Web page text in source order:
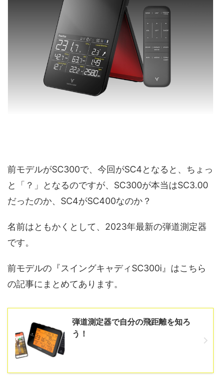
前モデルがSC300で、今回がSC4となると、ちょっ
と「？」となるのですが、SC300が本当はSC3.00
だったのか、SC4がSC400なのか？
名前はともかくとして、2023年最新の弾道測定器
です。
前モデルの『スイングキャディSC300i』はこちら
の記事にまとめてあります。
弾道測定器で自分の飛距離を知ろ
う！